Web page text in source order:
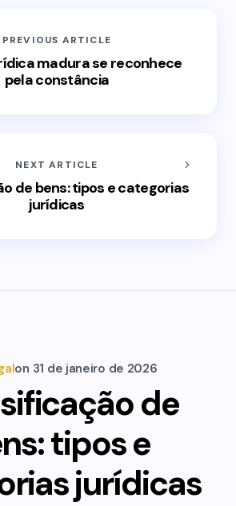
PREVIOUS ARTICLE
madura se reconhece
pela constância
NEXT ARTICLE
de bens: tipos e categorias
jurídicas
on 31 de janeiro de 2026
de
tipos e
jurídicas